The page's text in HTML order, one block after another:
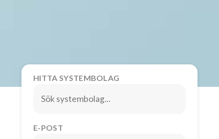
HITTA SYSTEMBOLAG
E-POST